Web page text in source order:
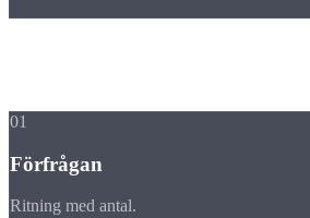
01
Förfrågan
Ritning med antal.